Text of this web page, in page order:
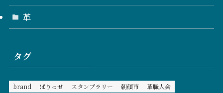
革
タグ
brand ぱりっせ スタンプラリー 朝顔市 革職人会